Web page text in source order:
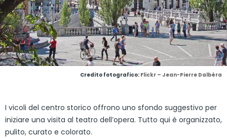
Credito fotografico: Flickr – Jean-Pierre Dalbéra
I vicoli del centro storico offrono uno sfondo suggestivo per
iniziare una visita al teatro dell’opera. Tutto qui è organizzato,
pulito, curato e colorato.